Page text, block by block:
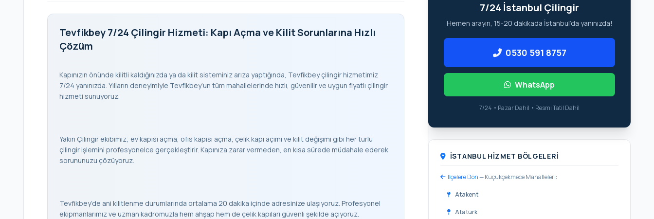
Tevfikbey 7/24 Çilingir Hizmeti: Kapı Açma ve Kilit Sorunlarına Hızlı
Çözüm
Kapınızın önünde kilitli kaldığınızda ya da kilit sisteminiz arıza yaptığında, Tevfikbey çilingir hizmetimiz
7/24 yanınızda. Yılların deneyimiyle Tevfikbey’un tüm mahallelerinde hızlı, güvenilir ve uygun fiyatlı çilingir
hizmeti sunuyoruz.
Yakın Çilingir ekibimiz; ev kapısı açma, ofis kapısı açma, çelik kapı açımı ve kilit değişimi gibi her türlü
çilingir işlemini profesyonelce gerçekleştirir. Kapınıza zarar vermeden, en kısa sürede müdahale ederek
sorununuzu çözüyoruz.
Tevfikbey’de ani kilitlenme durumlarında ortalama 20 dakika içinde adresinize ulaşıyoruz. Profesyonel
ekipmanlarımız ve uzman kadromuzla hem ahşap hem de çelik kapıları güvenli şekilde açıyoruz.
7/24 İstanbul Çilingir
Hemen arayın, 15-20 dakikada İstanbul’da yanınızda!
0530 591 8757
WhatsApp
7/24 • Pazar Dahil • Resmi Tatil Dahil
İSTANBUL HIZMET BÖLGELERI
İlçelere Dön— Küçükçekmece Mahalleleri:
Atakent
Atatürk